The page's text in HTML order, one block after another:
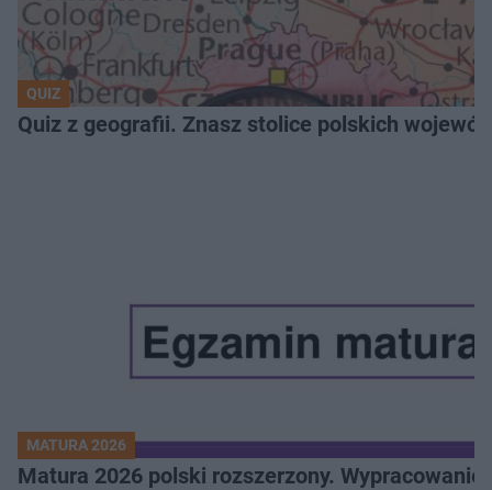
QUIZ
Quiz z geografii. Znasz stolice polskich
MATURA 2026
Matura 2026 polski rozszerzony.